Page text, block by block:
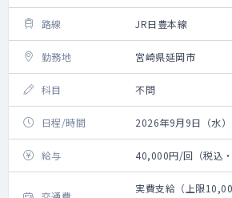
路線 JR日豊本線
勤務地 宮崎県延岡市
科目 不問
日程/時間 2026年9月9日（水
給与 40,000円/回（税込・
実費支給（上限